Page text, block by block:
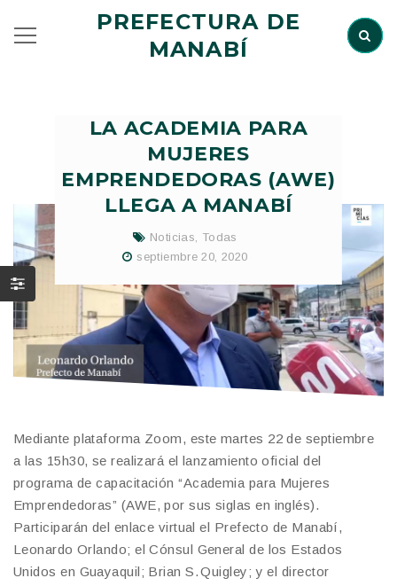
PREFECTURA DE
MANABÍ
LA ACADEMIA PARA
MUJERES
EMPRENDEDORAS (AWE)
LLEGA A MANABÍ
Noticias
Todas
septiembre 20, 2020
Mediante plataforma Zoom, este martes 22 de septiembre
a las 15h30, se realizará el lanzamiento oficial del
programa de capacitación “Academia para Mujeres
Emprendedoras” (AWE, por sus siglas en inglés).
Participarán del enlace virtual el Prefecto de Manabí,
Leonardo Orlando; el Cónsul General de los Estados
Unidos en Guayaquil; Brian S. Quigley; y el director